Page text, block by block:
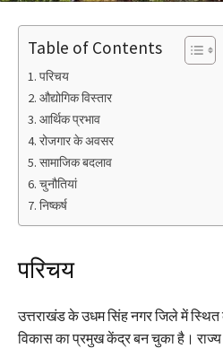
Table of Contents
परिचय
औद्योगिक विस्तार
आर्थिक प्रभाव
रोजगार के अवसर
सामाजिक बदलाव
चुनौतियां
निष्कर्ष
परिचय
उत्तराखंड के उधम सिंह नगर जिले में
विकास का प्रमुख केंद्र बन चुका है।